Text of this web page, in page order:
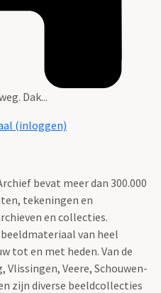
Dak...
(inloggen)
bevat meer dan 300.000
tekeningen en
en collecties.
van heel
tot en met heden. Van de
Veere, Schouwen-
zijn diverse beeldcollecties